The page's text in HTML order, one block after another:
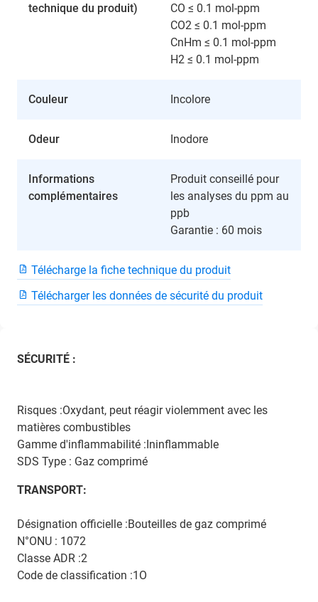
technique du produit)
CO ≤ 0.1 mol-ppm
CO2 ≤ 0.1 mol-ppm
CnHm ≤ 0.1 mol-ppm
H2 ≤ 0.1 mol-ppm
Couleur Incolore
Odeur Inodore
Informations
complémentaires
Produit conseillé pour
les analyses du ppm au
ppb
Garantie : 60 mois
Télécharge la fiche technique du produit
Télécharger les données de sécurité du produit
SÉCURITÉ :
Risques :Oxydant, peut réagir violemment avec les
matières combustibles
Gamme d'inflammabilité :Ininflammable
SDS Type : Gaz comprimé
TRANSPORT:
Désignation officielle :Bouteilles de gaz comprimé
N°ONU : 1072
Classe ADR :2
Code de classification :1O